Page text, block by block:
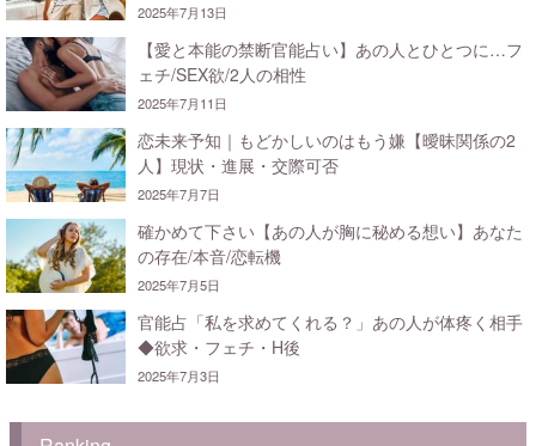
2025年7月13日
【愛と本能の禁断官能占い】あの人とひとつに…フ
ェチ/SEX欲/2人の相性
2025年7月11日
恋未来予知｜もどかしいのはもう嫌【曖昧関係の2
人】現状・進展・交際可否
2025年7月7日
確かめて下さい【あの人が胸に秘める想い】あなた
の存在/本音/恋転機
2025年7月5日
官能占「私を求めてくれる？」あの人が体疼く相手
◆欲求・フェチ・H後
2025年7月3日